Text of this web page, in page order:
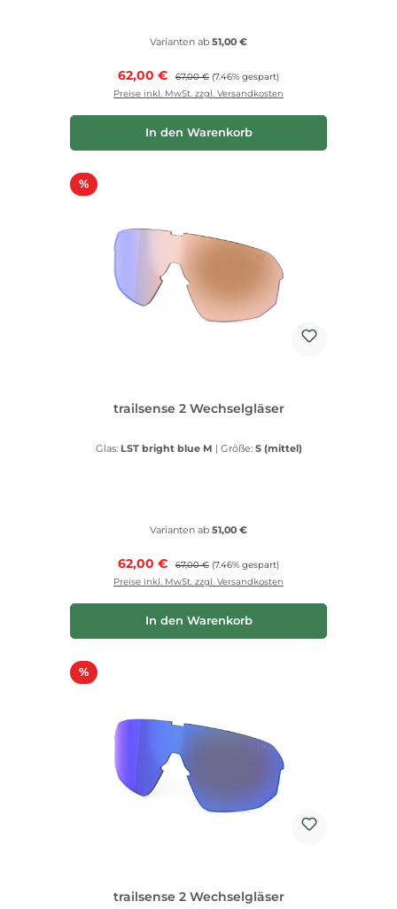
Varianten ab 51,00 €
Verkaufspreis:
62,00 € Regulärer Preis:
67,00 € (7.46% gespart)
Preise inkl. MwSt. zzgl. Versandkosten
In den Warenkorb
%Rabatt
trailsense 2 Wechselgläser
Glas: LST bright blue M | Größe: S (mittel)
Varianten ab 51,00 €
Verkaufspreis:
62,00 € Regulärer Preis:
67,00 € (7.46% gespart)
Preise inkl. MwSt. zzgl. Versandkosten
In den Warenkorb
%Rabatt
trailsense 2 Wechselgläser